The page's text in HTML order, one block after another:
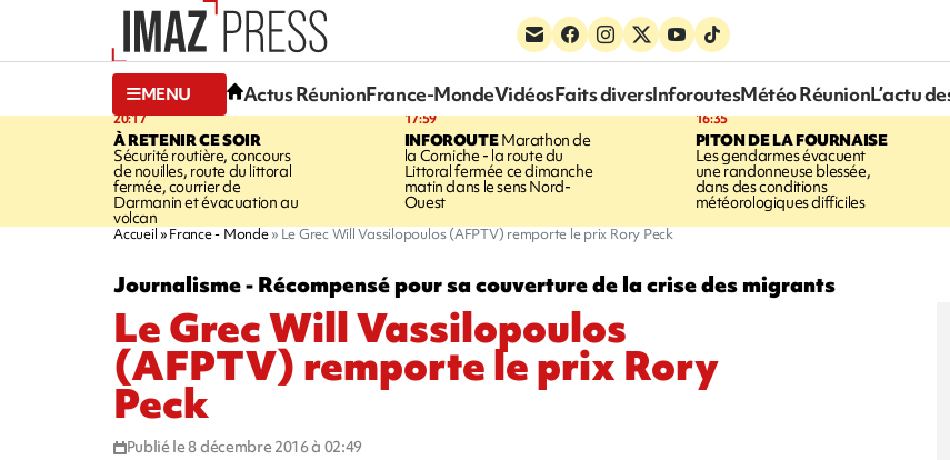
MENU Actus RéunionFrance-MondeVidéosFaits diversInforoutesMétéo RéunionL’actu
20:17
À RETENIR CE SOIR
Sécurité routière, concours
de nouilles, route du littoral
fermée, courrier de
Darmanin et évacuation au
volcan
17:59
INFOROUTEMarathon de
la Corniche - la route du
Littoral fermée ce dimanche
matin dans le sens Nord-
Ouest
16:35
PITON DE LA FOURNAISE
Les gendarmes évacuent
une randonneuse blessée,
dans des conditions
météorologiques difficiles
Accueil France - Monde Le Grec Will Vassilopoulos (AFPTV) remporte le prix Rory Peck
Journalisme - Récompensé pour sa couverture de la crise des migrants
Le Grec Will Vassilopoulos
(AFPTV) remporte le prix Rory
Peck
Publié le 8 décembre 2016 à 02:49